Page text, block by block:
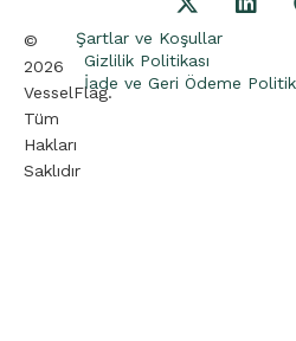
©
2026
VesselFlag.
Tüm
Hakları
Saklıdır
Şartlar ve Koşullar
Gizlilik Politikası
İade ve Geri Ödeme